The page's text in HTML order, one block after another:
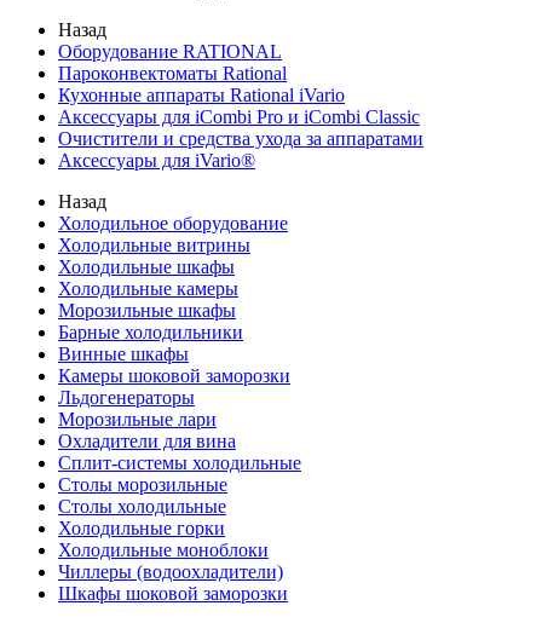
Назад
Оборудование RATIONAL
Пароконвектоматы Rational
Кухонные аппараты Rational iVario
Аксессуары для iCombi Pro и iCombi Classic
Очистители и средства ухода за аппаратами
Аксессуары для iVario®
Назад
Холодильное оборудование
Холодильные витрины
Холодильные шкафы
Холодильные камеры
Морозильные шкафы
Барные холодильники
Винные шкафы
Камеры шоковой заморозки
Льдогенераторы
Морозильные лари
Охладители для вина
Сплит-системы холодильные
Столы морозильные
Столы холодильные
Холодильные горки
Холодильные моноблоки
Чиллеры (водоохладители)
Шкафы шоковой заморозки